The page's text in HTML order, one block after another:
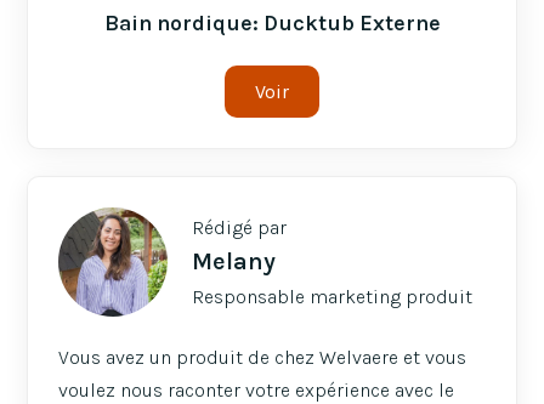
Bain nordique: Ducktub Externe
Voir
Rédigé par
Melany
Responsable marketing produit
Vous avez un produit de chez Welvaere et vous
voulez nous raconter votre expérience avec le